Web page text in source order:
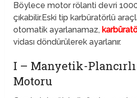
Böylece motor rölanti devri
çıkabilir.Eski tip karbüratörlü
otomatik ayarlanamaz,
vidası döndürülerek ayarlanır.
I – Manyetik-
Motoru